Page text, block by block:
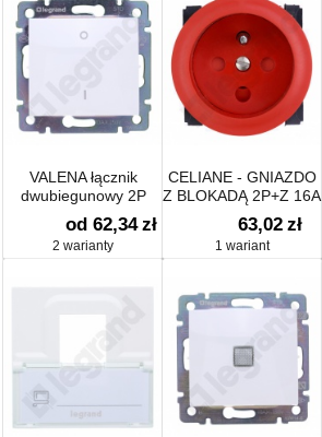
VALENA łącznik
dwubiegunowy 2P
10AX-250~
od 62,34 zł
2 warianty
CELIANE - GNIAZDO
Z BLOKADĄ 2P+Z 16A
ZACISKI ŚRUBOWE
63,02 zł
1 wariant